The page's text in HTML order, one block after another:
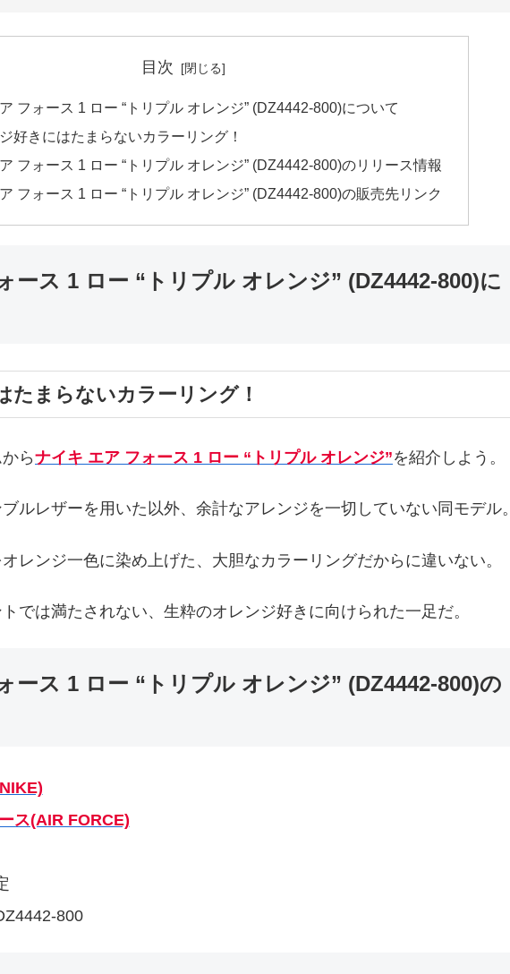
目次
フォース 1 ロー “トリプル オレンジ” (DZ4442-800)について
好きにはたまらないカラーリング！
フォース 1 ロー “トリプル オレンジ” (DZ4442-800)のリリース情報
フォース 1 ロー “トリプル オレンジ” (DZ4442-800)の販売先リンク
ース 1 ロー “トリプル オレンジ” (DZ4442-800)に
たまらないカラーリング！
らナイキ エア フォース 1 ロー “トリプル オレンジ”を紹介しよう。
ルレザーを用いた以外、余計なアレンジを一切していない同モデル。
レンジ一色に染め上げた、大胆なカラーリングだからに違いない。
では満たされない、生粋のオレンジ好きに向けられた一足だ。
ース 1 ロー “トリプル オレンジ” (DZ4442-800)の
ス(AIR FORCE)
800